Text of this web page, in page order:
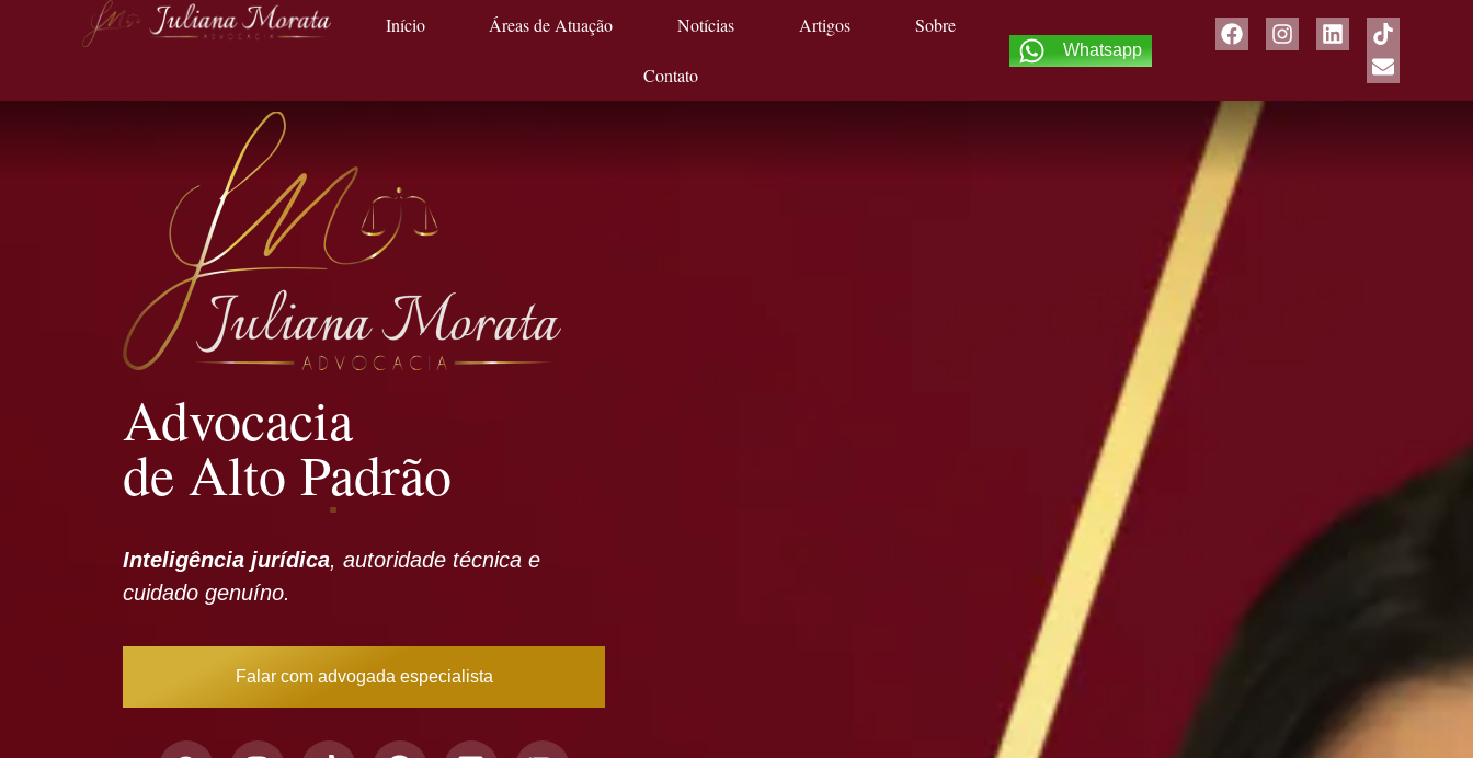
Início Áreas de Atuação Notícias Artigos Sobre
Contato
Whatsapp
Advocacia
de Alto Padrão
Inteligência jurídica, autoridade técnica e
cuidado genuíno.
Falar com advogada especialista